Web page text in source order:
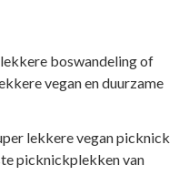
boswandeling of
vegan en duurzame
lekkere vegan picknick
picknickplekken van